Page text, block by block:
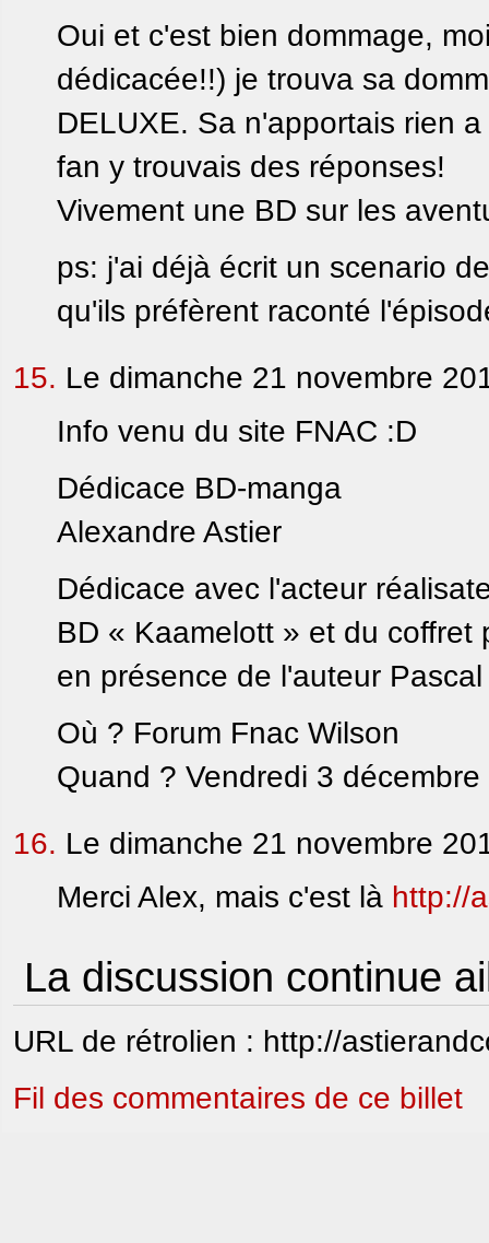
Oui et c'est bien dommage,
dédicacée!!) je trouva sa
DELUXE. Sa n'apportais rien
fan y trouvais des réponses!
Vivement une BD sur les
ps: j'ai déjà écrit un scenario
qu'ils préfèrent raconté
15. Le dimanche 21 novembre
Info venu du site FNAC :D
Dédicace BD-manga
Alexandre Astier
Dédicace avec l'acteur
BD « Kaamelott » et du
en présence de l'auteur
Où ? Forum Fnac Wilson
Quand ? Vendredi 3
16. Le dimanche 21 novembre
Merci Alex, mais c'est là http://
La discussion continue
URL de rétrolien : http://
Fil des commentaires de ce billet